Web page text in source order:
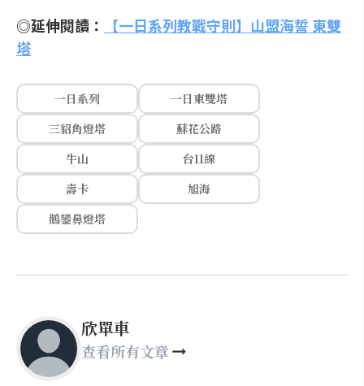
◎延伸閱讀：
【一日系列教戰守則】山盟海誓 東雙
塔
一日系列
一日東雙塔
三貂角燈塔
蘇花公路
牛山
台11線
壽卡
旭海
鵝鑾鼻燈塔
欣單車
查看所有文章